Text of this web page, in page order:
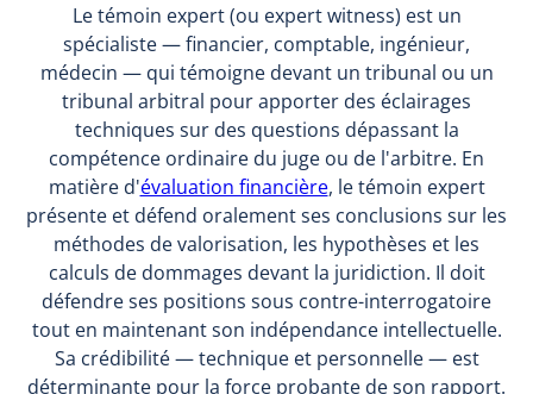
Le témoin expert (ou expert witness) est un
spécialiste — financier, comptable, ingénieur,
médecin — qui témoigne devant un tribunal ou un
tribunal arbitral pour apporter des éclairages
techniques sur des questions dépassant la
compétence ordinaire du juge ou de l'arbitre. En
matière d'évaluation financière, le témoin expert
présente et défend oralement ses conclusions sur les
méthodes de valorisation, les hypothèses et les
calculs de dommages devant la juridiction. Il doit
défendre ses positions sous contre-interrogatoire
tout en maintenant son indépendance intellectuelle.
Sa crédibilité — technique et personnelle — est
déterminante pour la force probante de son rapport.